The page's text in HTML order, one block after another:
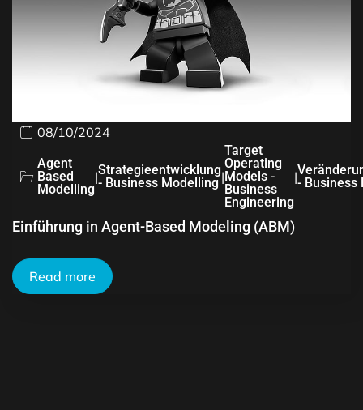
08/10/2024
Agent
Based
Modelling
|Strategieentwicklung
- Business Modelling |
Target
Operating
Models -
Business
Engineering
|- Business
Einführung in Agent-Based Modeling (ABM)
Read more